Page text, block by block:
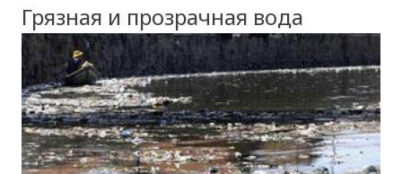
Грязная и прозрачная вода